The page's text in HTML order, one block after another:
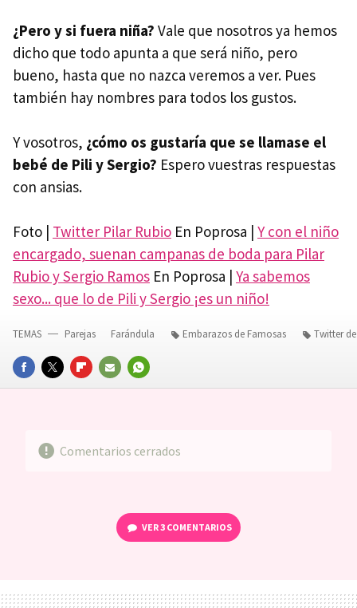
¿Pero y si fuera niña? Vale que nosotros ya hemos
dicho que todo apunta a que será niño, pero
bueno, hasta que no nazca veremos a ver. Pues
también hay nombres para todos los gustos.
Y vosotros, ¿cómo os gustaría que se llamase el
bebé de Pili y Sergio? Espero vuestras respuestas
con ansias.
Foto | Twitter Pilar Rubio En Poprosa | Y con el niño
encargado, suenan campanas de boda para Pilar
Rubio y Sergio Ramos En Poprosa | Ya sabemos
sexo... que lo de Pili y Sergio ¡es un niño!
FACEBOOKTWITTERFLIPBOARD
E-
WHATSAPP
TEMAS Parejas Farándula Embarazos de Famosas Twitter
Comentarios cerrados
VER3 COMENTARIOS